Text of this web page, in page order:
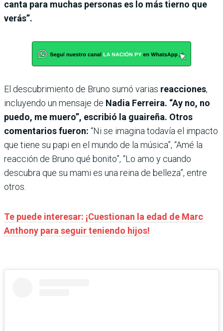
canta para muchas personas es lo más tierno que
verás”.
El descubrimiento de Bruno sumó varias reacciones,
incluyendo un mensaje de Nadia Ferreira. “Ay no, no
puedo, me muero”, escribió la guaireña. Otros
comentarios fueron: “Ni se imagina todavía el impacto
que tiene su papi en el mundo de la música”, “Amé la
reacción de Bruno qué bonito”, “Lo amo y cuando
descubra que su mami es una reina de belleza”, entre
otros.
Te puede interesar: ¡Cuestionan la edad de Marc
Anthony para seguir teniendo hijos!